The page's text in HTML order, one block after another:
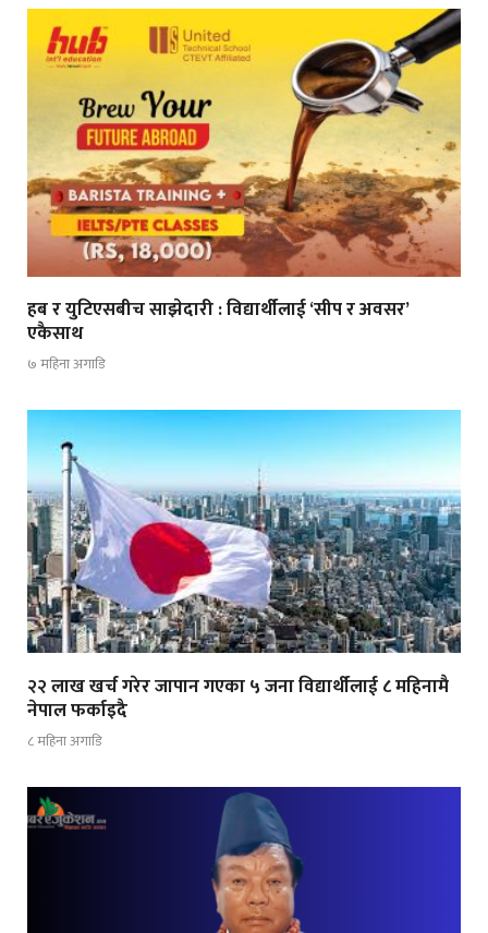
हब र युटिएसबीच साझेदारी : विद्यार्थीलाई ‘सीप र अवसर’
एकैसाथ
७ महिना अगाडि
२२ लाख खर्च गरेर जापान गएका ५ जना विद्यार्थीलाई ८ महिनामै
नेपाल फर्काइदै
८ महिना अगाडि